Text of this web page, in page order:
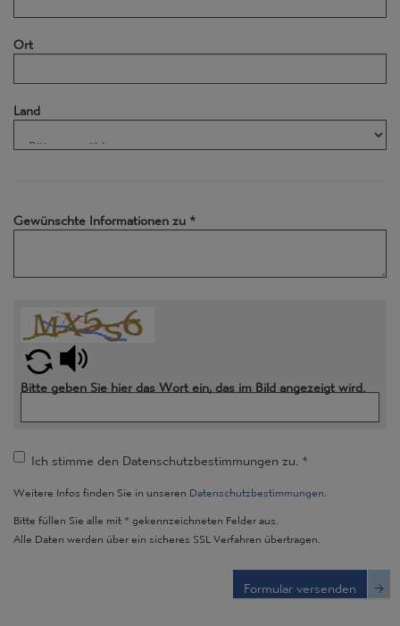
Ort
Land
Gewünschte Informationen zu*
Bitte geben Sie hier das Wort ein, das im Bild angezeigt wird.
Ich stimme den Datenschutzbestimmungen zu. *
Weitere Infos finden Sie in unserenDatenschutzbestimmungen
Bitte füllen Sie alle mit * gekennzeichneten Felder aus.
Alle Daten werden über ein sicheres SSL Verfahren übertragen.
Formular versenden